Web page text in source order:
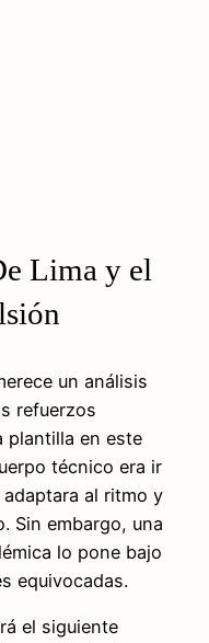
Lima y el
un análisis
refuerzos
plantilla en este
técnico era ir
al ritmo y
Sin embargo, una
lo pone bajo
equivocadas.
el siguiente